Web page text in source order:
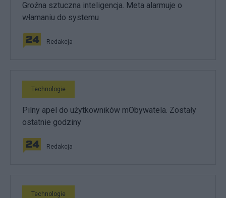
Groźna sztuczna inteligencja. Meta alarmuje o
włamaniu do systemu
Redakcja
Technologie
Pilny apel do użytkowników mObywatela. Zostały
ostatnie godziny
Redakcja
Technologie